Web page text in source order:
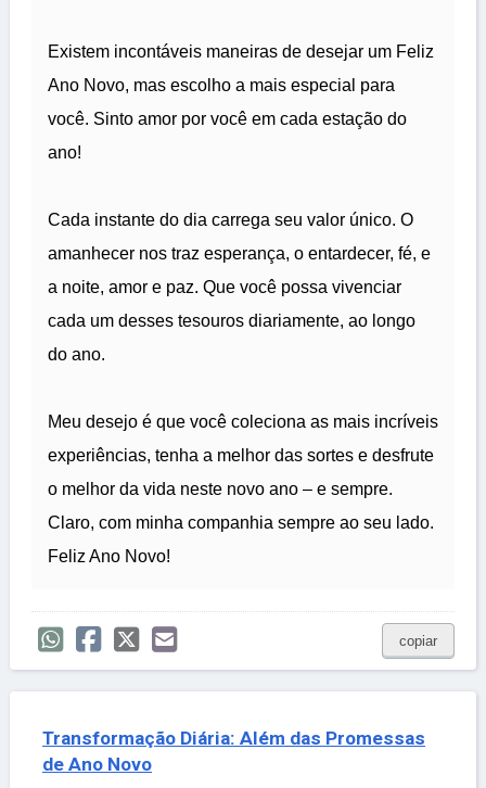
Existem incontáveis maneiras de desejar um Feliz
Ano Novo, mas escolho a mais especial para
você. Sinto amor por você em cada estação do
ano!
Cada instante do dia carrega seu valor único. O
amanhecer nos traz esperança, o entardecer, fé, e
a noite, amor e paz. Que você possa vivenciar
cada um desses tesouros diariamente, ao longo
do ano.
Meu desejo é que você coleciona as mais incríveis
experiências, tenha a melhor das sortes e desfrute
o melhor da vida neste novo ano – e sempre.
Claro, com minha companhia sempre ao seu lado.
Feliz Ano Novo!
copiar
Transformação Diária: Além das Promessas
de Ano Novo